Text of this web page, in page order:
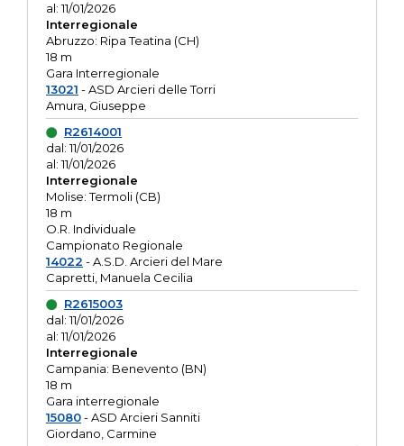
al: 11/01/2026
Interregionale
Abruzzo: Ripa Teatina (CH)
18 m
Gara Interregionale
13021 - ASD Arcieri delle Torri
Amura, Giuseppe
R2614001
dal: 11/01/2026
al: 11/01/2026
Interregionale
Molise: Termoli (CB)
18 m
O.R. Individuale
Campionato Regionale
14022 - A.S.D. Arcieri del Mare
Capretti, Manuela Cecilia
R2615003
dal: 11/01/2026
al: 11/01/2026
Interregionale
Campania: Benevento (BN)
18 m
Gara interregionale
15080- ASD Arcieri Sanniti
Giordano, Carmine